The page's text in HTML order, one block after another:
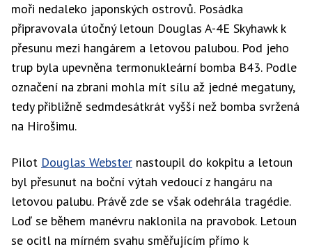
moři nedaleko japonských ostrovů. Posádka
připravovala útočný letoun Douglas A-4E Skyhawk k
přesunu mezi hangárem a letovou palubou. Pod jeho
trup byla upevněna termonukleární bomba B43. Podle
označení na zbrani mohla mít sílu až jedné megatuny,
tedy přibližně sedmdesátkrát vyšší než bomba svržená
na Hirošimu.
Pilot Douglas Webster nastoupil do kokpitu a letoun
byl přesunut na boční výtah vedoucí z hangáru na
letovou palubu. Právě zde se však odehrála tragédie.
Loď se během manévru naklonila na pravobok. Letoun
se ocitl na mírném svahu směřujícím přímo k